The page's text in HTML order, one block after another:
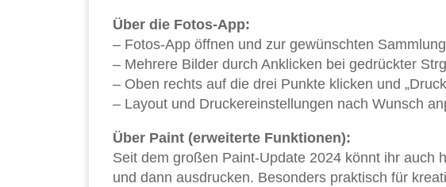
Über die Fotos-App:
– Fotos-App öffnen und zur gewünschten
– Mehrere Bilder durch Anklicken bei gedrückter
– Oben rechts auf die drei Punkte klicken und
– Layout und Druckereinstellungen nach Wunsch
Über Paint (erweiterte Funktionen):
Seit dem großen Paint-Update 2024 könnt ihr auch
und dann ausdrucken. Besonders praktisch für